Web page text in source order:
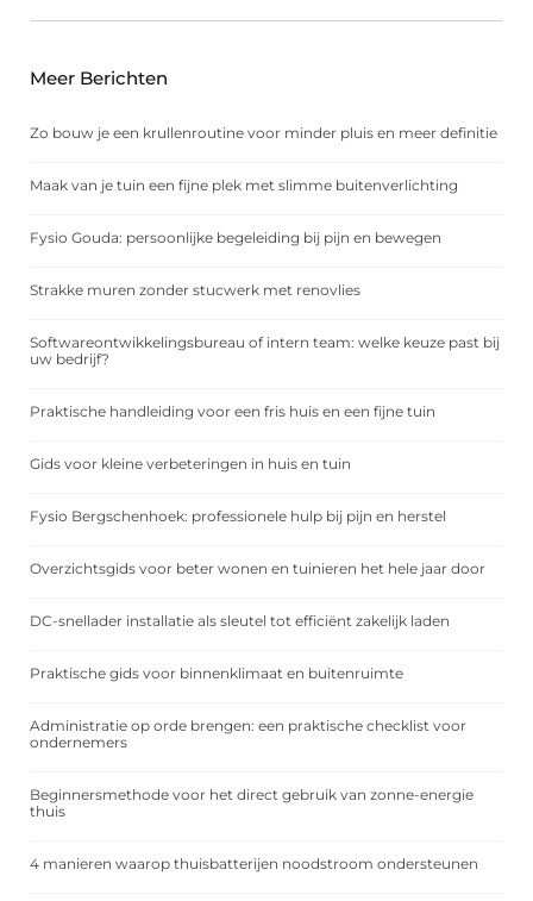
Meer Berichten
Zo bouw je een krullenroutine voor minder pluis en meer definitie
Maak van je tuin een fijne plek met slimme buitenverlichting
Fysio Gouda: persoonlijke begeleiding bij pijn en bewegen
Strakke muren zonder stucwerk met renovlies
Softwareontwikkelingsbureau of intern team: welke keuze past bij
uw bedrijf?
Praktische handleiding voor een fris huis en een fijne tuin
Gids voor kleine verbeteringen in huis en tuin
Fysio Bergschenhoek: professionele hulp bij pijn en herstel
Overzichtsgids voor beter wonen en tuinieren het hele jaar door
DC-snellader installatie als sleutel tot efficiënt zakelijk laden
Praktische gids voor binnenklimaat en buitenruimte
Administratie op orde brengen: een praktische checklist voor
ondernemers
Beginnersmethode voor het direct gebruik van zonne-energie
thuis
4 manieren waarop thuisbatterijen noodstroom ondersteunen